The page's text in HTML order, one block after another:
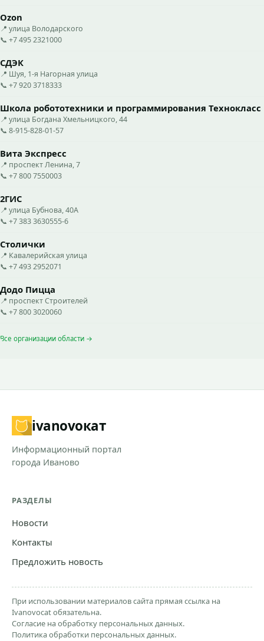
Ozon
📍 улица Володарского
📞 +7 495 2321000
СДЭК
📍 Шуя, 1-я Нагорная улица
📞 +7 920 3718333
Школа робототехники и программирования Технокласс
📍 улица Богдана Хмельницкого, 44
📞 8-915-828-01-57
Вита Экспресс
📍 проспект Ленина, 7
📞 +7 800 7550003
2ГИС
📍 улица Бубнова, 40А
📞 +7 383 3630555-6
Столички
📍 Кавалерийская улица
📞 +7 493 2952071
Додо Пицца
📍 проспект Строителей
📞 +7 800 3020060
Все организации области →
ivanovoкат
Информационный портал
города Иваново
РАЗДЕЛЫ
Новости
Контакты
Предложить новость
При использовании материалов сайта прямая ссылка на
Ivanovocat обязательна.
Согласие на обработку персональных данных.
Политика обработки персональных данных.